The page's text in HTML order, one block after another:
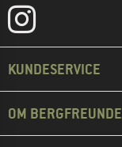
KUNDESERVICE
OM BERGFREUNDE